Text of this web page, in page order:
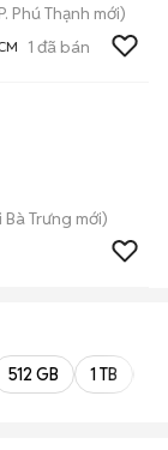
P. Phú Thạnh mới)
1 đã bán
Bà Trưng mới)
512 GB 1 TB